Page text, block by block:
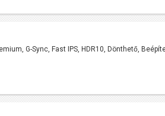
G-Sync, Fast IPS, HDR10, Dönthető,